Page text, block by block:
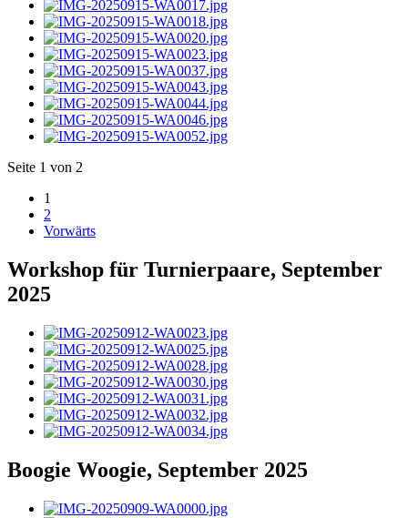
Seite 1 von 2
1
2
Vorwärts
Workshop für Turnierpaare, September
2025
Boogie Woogie, September 2025